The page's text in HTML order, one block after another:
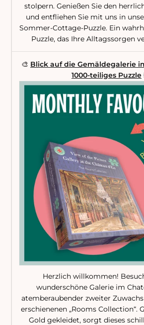
stolpern. Genießen Sie den
und entfliehen Sie mit uns in
Sommer-Cottage-Puzzle. Ein
Puzzle, das Ihre Alltagssorgen
🎨 Blick auf die Gemäldegalerie
1000-teiliges Puzzle
Herzlich willkommen!
wunderschöne Galerie im
atemberaubender zweiter
erschienenen „Rooms Collection“.
Gold gekleidet, sorgt dieses